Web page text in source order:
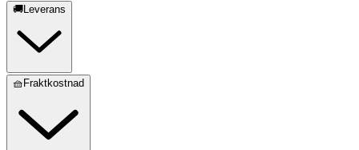
🚚Leverans
🧺Fraktkostnad